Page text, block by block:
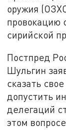
оружия
провокацию
сирийской
Постпред
Шульгин
сказать
допустить
делегаций
этом